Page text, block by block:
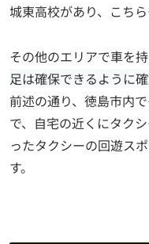
城東高校があり、こちら
その他のエリアで車を
足は確保できるように
前述の通り、徳島市内
で、自宅の近くにタク
ったタクシーの回遊ス
す。